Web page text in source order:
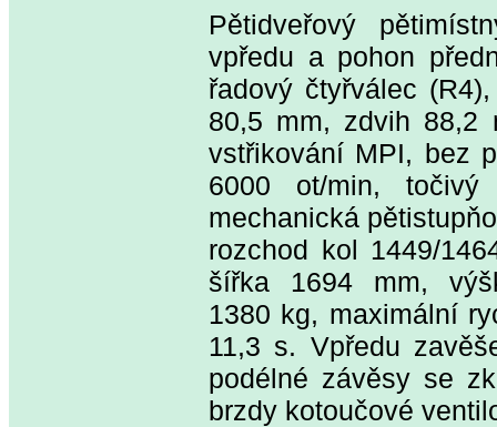
Pětidveřový
vpředu a pohon
řadový čtyřválec
80,5 mm, zdvih 88,2
vstřikování MPI, bez
6000 ot/min,
mechanická
rozchod kol 1449/
šířka 1694 mm,
1380 kg, maximální
11,3 s. Vpředu
podélné závěsy se
brzdy kotoučové